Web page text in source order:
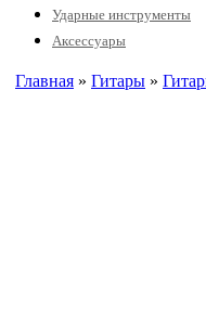
Ударные инструменты
Аксессуары
Главная » Гитары »